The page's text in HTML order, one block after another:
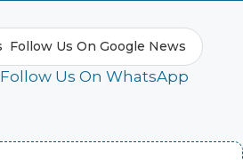
Follow Us On Google News
Follow Us On WhatsApp